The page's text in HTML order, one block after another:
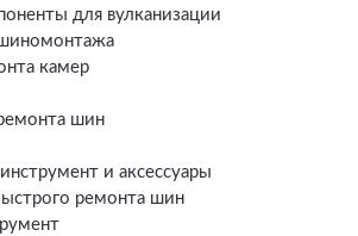
для вулканизации
камер
шин
и аксессуары
ремонта шин